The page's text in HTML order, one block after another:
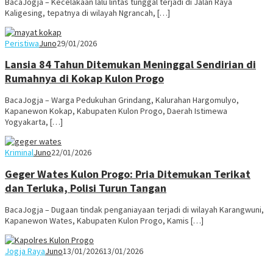
Kaligesing, tepatnya di wilayah Ngrancah, […]
PeristiwaJuno29/01/2026
Lansia 84 Tahun Ditemukan Meninggal Sendirian di
Rumahnya di Kokap Kulon Progo
BacaJogja – Warga Pedukuhan Grindang, Kalurahan Hargomulyo,
Kapanewon Kokap, Kabupaten Kulon Progo, Daerah Istimewa
Yogyakarta, […]
KriminalJuno22/01/2026
Geger Wates Kulon Progo: Pria Ditemukan Terikat
dan Terluka, Polisi Turun Tangan
BacaJogja – Dugaan tindak penganiayaan terjadi di wilayah Karangwuni,
Kapanewon Wates, Kabupaten Kulon Progo, Kamis […]
Jogja RayaJuno13/01/202613/01/2026